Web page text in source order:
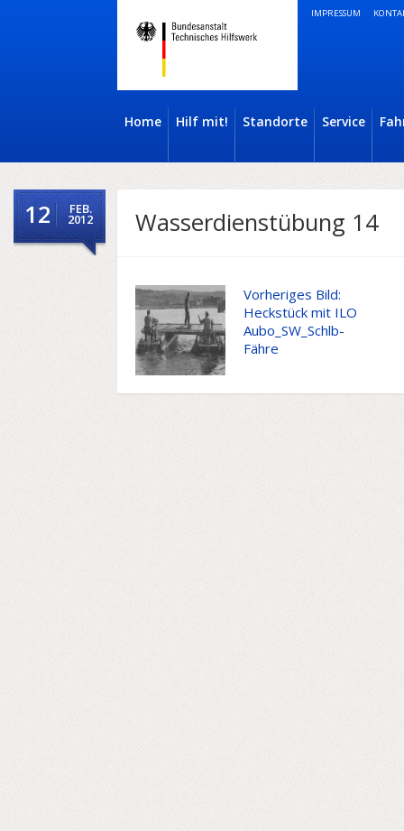
IMPRESSUM
Home Hilf mit! Standorte Service
12 FEB.
2012 Wasserdienstübung 14
Vorheriges Bild:
Heckstück mit ILO
Aubo_SW_Schlb-
Fähre